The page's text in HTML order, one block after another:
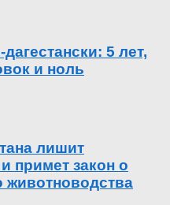
5 лет,
и ноль
лишит
примет закон о
животноводства